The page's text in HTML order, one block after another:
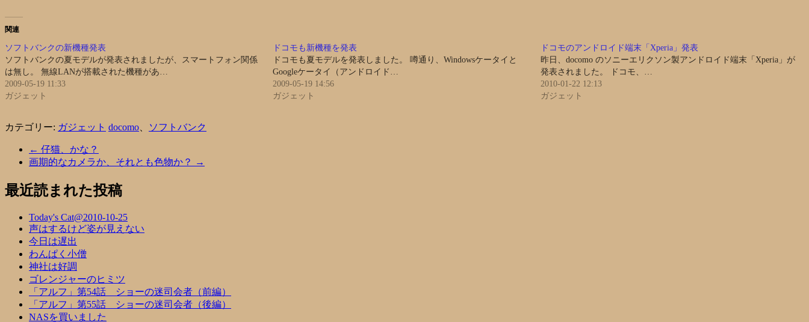
関連
ソフトバンクの新機種発表
ソフトバンクの夏モデルが発表されましたが、スマートフォン関係
は無し。 無線LANが搭載された機種があ…
2009-05-19 11:33
ガジェット
ドコモも新機種を発表
ドコモも夏モデルを発表しました。 噂通り、Windowsケータイと
Googleケータイ（アンドロイド…
2009-05-19 14:56
ガジェット
ドコモのアンドロイド端末「Xperia」発表
昨日、docomo のソニーエリクソン製アンドロイド端末「Xperia」が
発表されました。 ドコモ、…
2010-01-22 12:13
ガジェット
カテゴリー: ガジェット docomo ソフトバンク
← 仔猫、かな？
画期的なカメラか、それとも色物か？
→
最近読まれた投稿
Today's Cat@2010-10-25
声はするけど姿が見えない
今日は遅出
わんぱく小僧
神社は好調
ゴレンジャーのヒミツ
「アルフ」第54話 ショーの迷司会者（前編）
「アルフ」第55話 ショーの迷司会者（後編）
NASを買いました